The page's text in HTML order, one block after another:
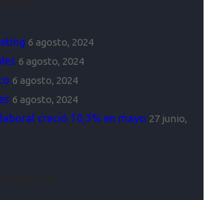
6 agosto, 2024
6 agosto, 2024
6 agosto, 2024
6 agosto, 2024
creció 10,3% en mayo 27 junio,